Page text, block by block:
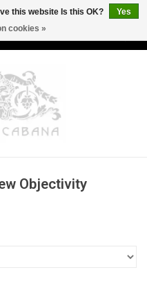
Objectivity
this website Is this OK?
Yes
cookies »